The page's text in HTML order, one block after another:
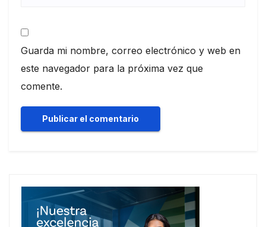
Guarda mi nombre, correo electrónico y web en
este navegador para la próxima vez que
comente.